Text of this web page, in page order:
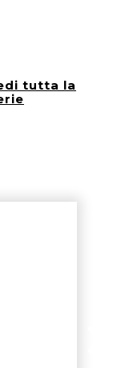
tutta la